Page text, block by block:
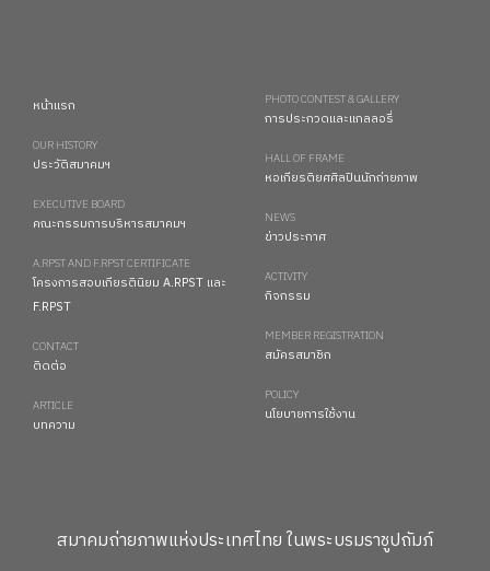
หน้าแรก
OUR HISTORY
ประวัติสมาคมฯ
EXECUTIVE BOARD
คณะกรรมการบริหารสมาคมฯ
A.RPST AND F.RPST CERTIFICATE
โครงการสอบเกียรตินิยม A.RPST และ
F.RPST
CONTACT
ติดต่อ
ARTICLE
บทความ
PHOTO CONTEST & GALLERY
การประกวดและแกลลอรี่
HALL OF FRAME
หอเกียรติยศศิลปินนักถ่ายภาพ
NEWS
ข่าวประกาศ
ACTIVITY
กิจกรรม
MEMBER REGISTRATION
สมัครสมาชิก
POLICY
นโยบายการใช้งาน
สมาคมถ่ายภาพแห่งประเทศไทย ในพระบรมราชูปถัมภ์